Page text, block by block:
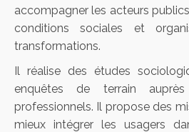
accompagner les acteurs
conditions sociales et
transformations.
Il réalise des études
enquêtes de terrain
professionnels. Il propose des
mieux intégrer les usagers